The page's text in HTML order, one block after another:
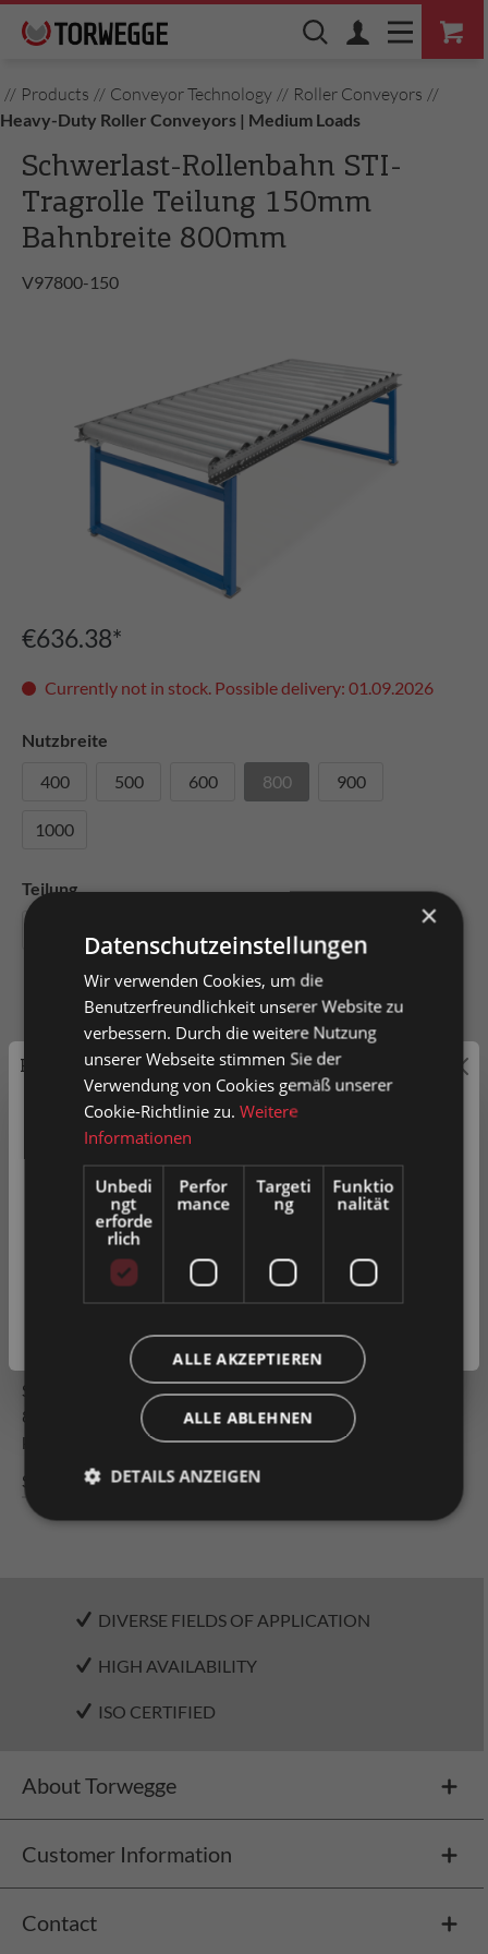
// Products // Conveyor Technology // Roller Conveyors //
Heavy-Duty Roller Conveyors | Medium Loads
Schwerlast-Rollenbahn STI-
Tragrolle Teilung 150mm
Bahnbreite 800mm
V97800-150
€636.38*
Currently not in stock. Possible delivery: 01.09.2026
Nutzbreite
400
500 600 800 900
1000
Teilung
Add to shopping cart
Article no.0026570
Add to wishlist
Compare product
Questions about the product
Schwerlast-Rollenbahn Tragrolle Ø 80mm Bahnbreite
800mm Schwerlast-Rollenbahn Bahnlänge Tragrollen ,
kugelgelagert Rahme…More
Specifications
DIVERSE FIELDS OF APPLICATION
HIGH AVAILABILITY
ISO CERTIFIED
About Torwegge
Customer Information
Contact
Price labeling
Private customers are shown prices with VAT (gross) and
business customers prices without VAT (net).
Please choose your preferred setting:
Private customer( incl. VAT. )
×
Datenschutzeinstellungen
Wir verwenden Cookies, um die
Benutzerfreundlichkeit unserer Website zu
verbessern. Durch die weitere Nutzung
unserer Webseite stimmen Sie der
Verwendung von Cookies gemäß unserer
Cookie-Richtlinie zu.Weitere
Informationen
Unbedi
ngt
erforde
rlich
Perfor
mance
Targeti
ng
Funktio
nalität
ALLE AKZEPTIEREN
ALLE ABLEHNEN
DETAILS ANZEIGEN